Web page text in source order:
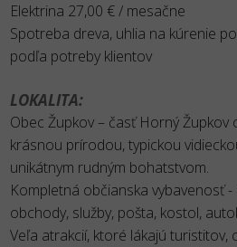
Elektrina 27,00 € / mesačne
Spotreba dreva, uhlia na kúrenie
podľa potreby klientov
LOKALITA:
Obec Župkov – časť Horný Župkov
krásnou prírodou, typickou
unikátnym rudným bohatstvom.
Kompletná občianska vybavenosť -
obchody, služby, pošta, kostol,
Veľa atrakcií, ktoré lákajú turistitov,